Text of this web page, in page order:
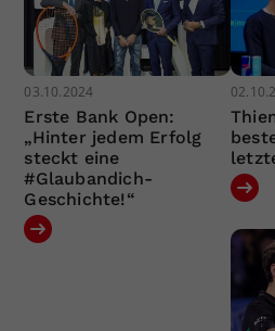
03.10.2024
Erste Bank Open:
„Hinter jedem Erfolg
steckt eine
#Glaubandich-
Geschichte!“